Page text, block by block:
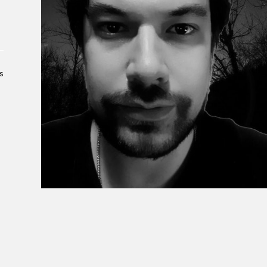
À propos du Salon
Liste des exposant·e·s
Liste des auteur·rice·s